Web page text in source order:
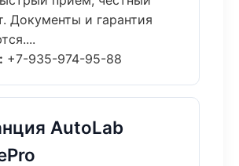
Документы и гарантия
+7-935-974-95-88
AutoLab